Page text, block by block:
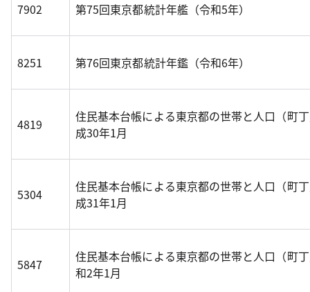
7902 第75回東京都統計年艦（令和5年）
8251 第76回東京都統計年鑑（令和6年）
4819
住民基本台帳による東京都の世帯と人口（町
成30年1月
5304
住民基本台帳による東京都の世帯と人口（町
成31年1月
5847
住民基本台帳による東京都の世帯と人口（町
和2年1月